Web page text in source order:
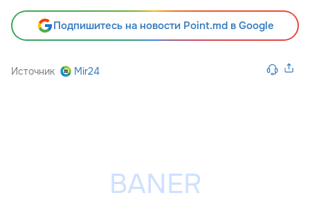
Подпишитесь на новости Point.md в Google
Источник Mir24